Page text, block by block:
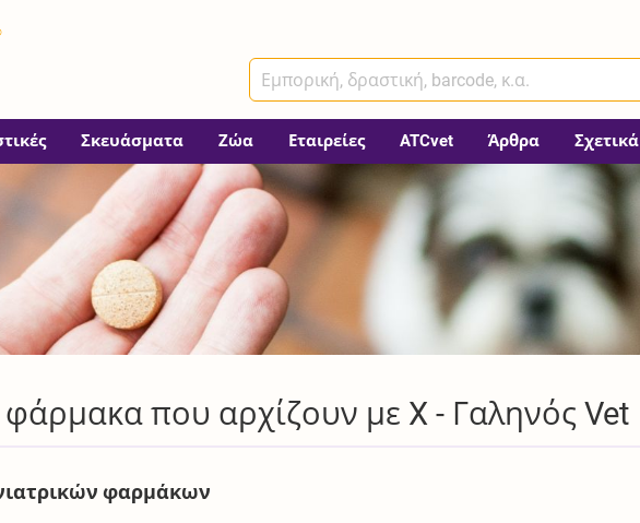
Σκευάσματα Ζώα Εταιρείες ATCvet Άρθρα Σχετικά
φάρμακα που αρχίζουν με X - Γαληνός Vet
φαρμάκων